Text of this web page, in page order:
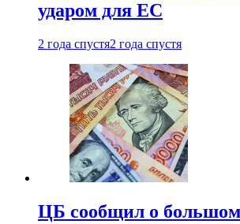
ударом для ЕС
2 года спустя2 года спустя
ЦБ сообщил о